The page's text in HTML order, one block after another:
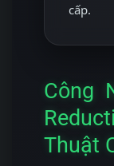
cấp.
Công
Thuật